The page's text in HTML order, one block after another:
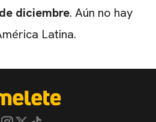
diciembre. Aún no hay
Latina.